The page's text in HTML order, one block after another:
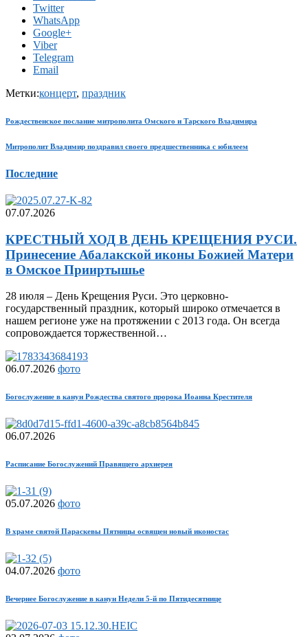
Twitter
WhatsApp
Google+
Viber
Telegram
Email
Метки:концерт, праздник
Рождественское послание митрополита Омского и Тарского Владимира
Митрополит Владимир поздравил своего предшественника с юбилеем
Последние
07.07.2026
КРЕСTНЫЙ ХОД В ДЕНЬ КРЕЩЕНИЯ РУСИ.
Принесение Абалакской иконы Божией Матери
в Омское Прииртышье
28 июля – День Крещения Руси. Это церковно-
государственный праздник, который широко отмечается в
нашем регионе уже на протяжении с 2013 года. Он всегда
сопровождается торжественной…
06.07.2026 фото
Богослужение в канун Рождества святого пророка Иоанна Крестителя
06.07.2026
Расписание Богослужений Правящего архиерея
05.07.2026 фото
В храме святой Параскевы Пятницы освящен новый иконостас
04.07.2026 фото
Вечернее Богослужение в канун Недели 5-й по Пятидесятнице